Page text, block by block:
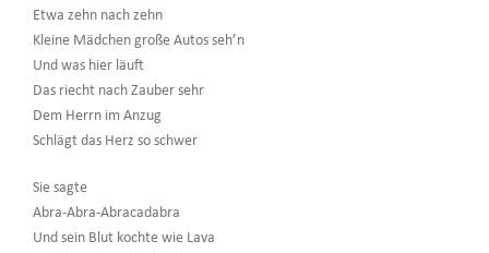
Etwa zehn nach zehn
Kleine Mädchen große Autos seh’n
Und was hier läuft
Das riecht nach Zauber sehr
Dem Herrn im Anzug
Schlägt das Herz so schwer
Sie sagte
Abra-Abra-Abracadabra
Und sein Blut kochte wie Lava